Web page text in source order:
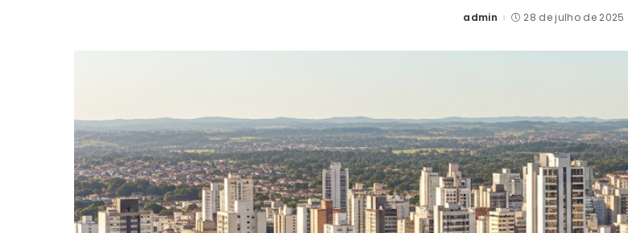
Posted
admin 28 de julho de 2025